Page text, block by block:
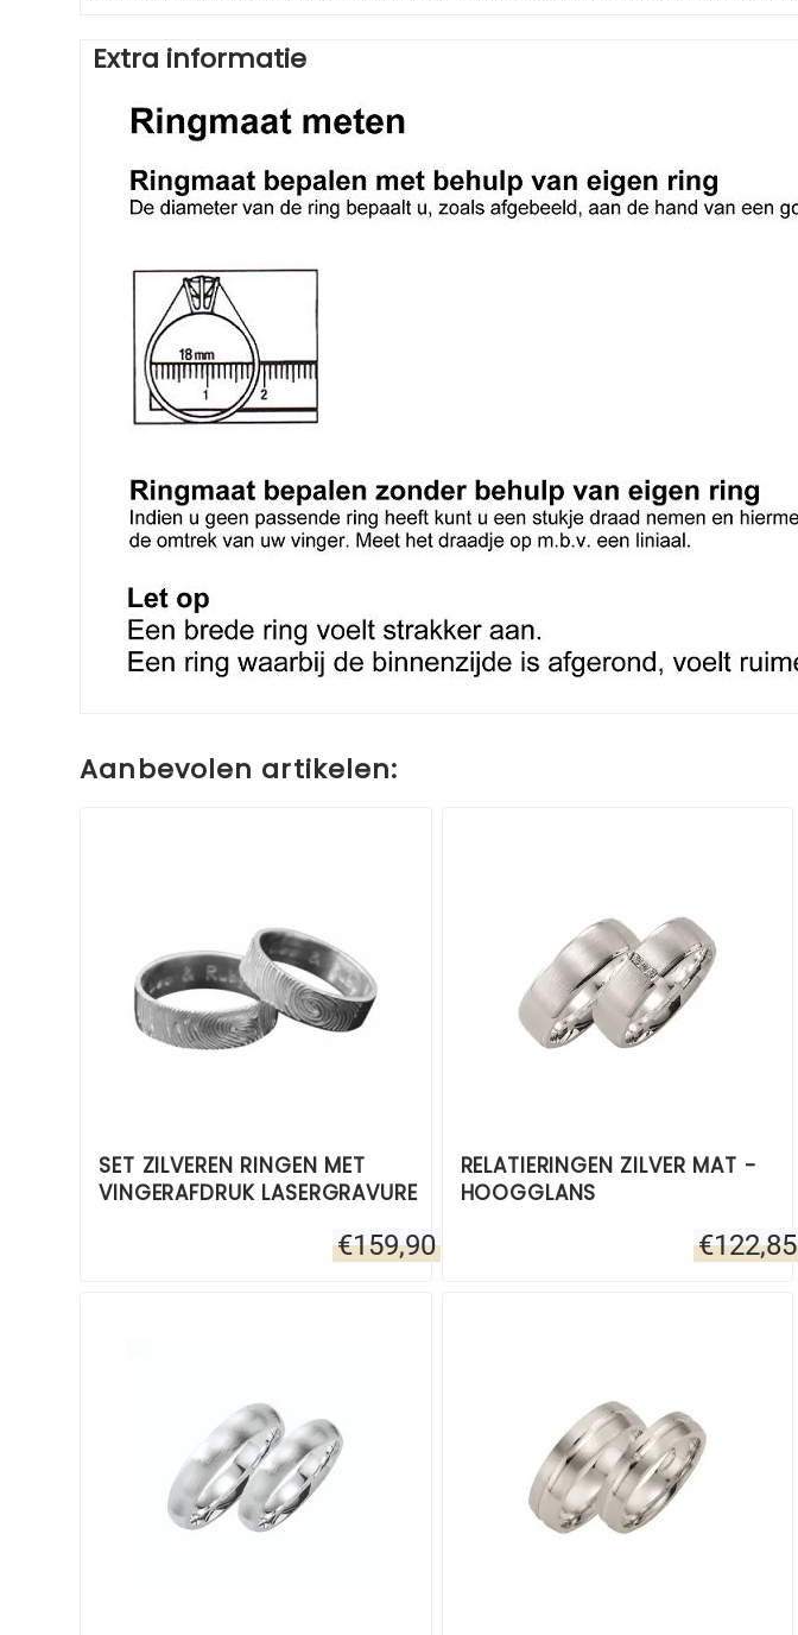
Extra informatie
Aanbevolen artikelen:
SET ZILVEREN RINGEN MET
VINGERAFDRUK LASERGRAVURE
€159,90
RELATIERINGEN ZILVER MAT -
HOOGGLANS
€122,85